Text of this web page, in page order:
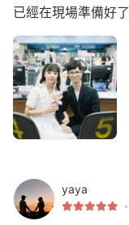
已經在現場準備好
yaya